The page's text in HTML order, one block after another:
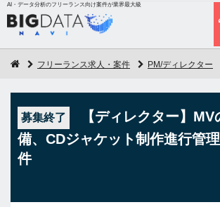
AI・データ分析のフリーランス向け案件が業界最大級
フリーランス求人・案件 PM/ディレクター
募集終了
【ディレクター】MV
備、CDジャケット制作進行管
件